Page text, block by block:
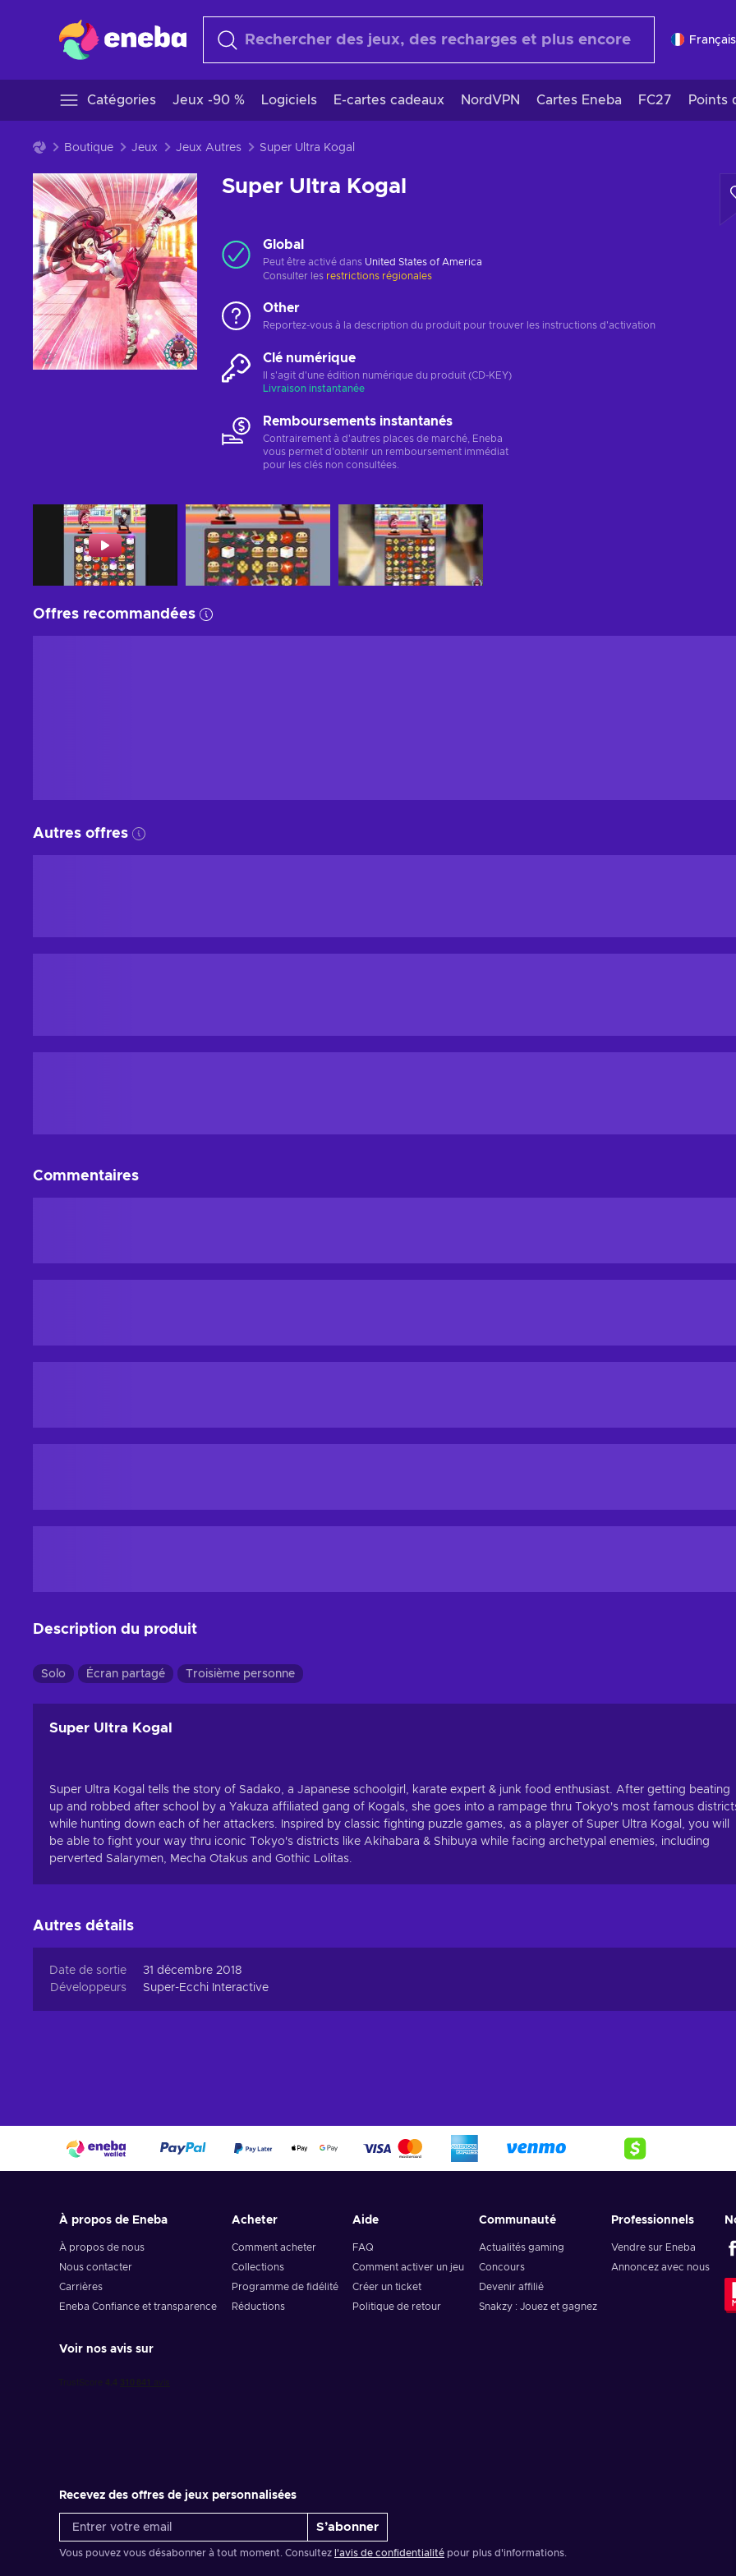
Français
Catégories Jeux -90 % Logiciels E-cartes cadeaux NordVPN Cartes Eneba FC27 Points
Boutique Jeux Jeux Autres Super Ultra Kogal
Super Ultra Kogal
Global
Peut être activé dans United States of America
Consulter les restrictions régionales
Other
Reportez-vous à la description du produit pour trouver les instructions d'activation
Clé numérique
Il s'agit d'une édition numérique du produit (CD-KEY)
Livraison instantanée
Remboursements instantanés
Contrairement à d'autres places de marché, Eneba
vous permet d'obtenir un remboursement immédiat
pour les clés non consultées.
Offres recommandées
Autres offres
Commentaires
Description du produit
Solo Écran partagé Troisième personne
Super Ultra Kogal
Super Ultra Kogal tells the story of Sadako, a Japanese schoolgirl, karate expert & junk food enthusiast. After getting beating
up and robbed after school by a Yakuza affiliated gang of Kogals, she goes into a rampage thru Tokyo's most famous
while hunting down each of her attackers. Inspired by classic fighting puzzle games, as a player of Super Ultra Kogal, you will
be able to fight your way thru iconic Tokyo's districts like Akihabara & Shibuya while facing archetypal enemies, including
perverted Salarymen, Mecha Otakus and Gothic Lolitas.
Autres détails
Date de sortie
31 décembre 2018
Développeurs
Super-Ecchi Interactive
À propos de Eneba
À propos de nous
Nous contacter
Carrières
Eneba Confiance et transparence
Acheter
Comment acheter
Collections
Programme de fidélité
Réductions
Aide
FAQ
Comment activer un jeu
Créer un ticket
Politique de retour
Communauté
Actualités gaming
Concours
Devenir affilié
Snakzy : Jouez et gagnez
Professionnels
Vendre sur Eneba
Annoncez avec nous
Voir nos avis sur
Recevez des offres de jeux personnalisées
S’abonner
Vous pouvez vous désabonner à tout moment. Consultez l'avis de confidentialité pour plus d'informations.